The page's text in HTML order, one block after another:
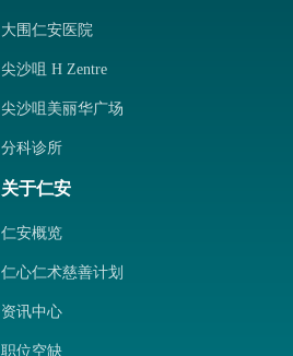
大围仁安医院
尖沙咀 H Zentre
尖沙咀美丽华广场
分科诊所
关于仁安
仁安概览
仁心仁术慈善计划
资讯中心
职位空缺